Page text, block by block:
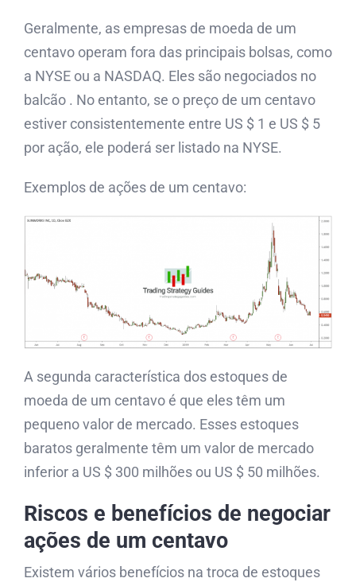
Geralmente, as empresas de moeda de um
centavo operam fora das principais bolsas, como
a NYSE ou a NASDAQ. Eles são negociados no
balcão . No entanto, se o preço de um centavo
estiver consistentemente entre US $ 1 e US $ 5
por ação, ele poderá ser listado na NYSE.
Exemplos de ações de um centavo:
A segunda característica dos estoques de
moeda de um centavo é que eles têm um
pequeno valor de mercado. Esses estoques
baratos geralmente têm um valor de mercado
inferior a US $ 300 milhões ou US $ 50 milhões.
Riscos e benefícios de negociar
ações de um centavo
Existem vários benefícios na troca de estoques